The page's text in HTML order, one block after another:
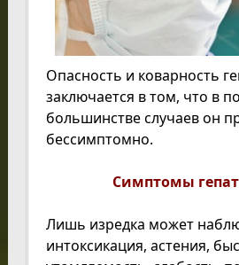
Опасность и коварность
заключается в том, что в
большинстве случаев он
бессимптомно.
Симптомы
Лишь изредка может
интоксикация, астения,